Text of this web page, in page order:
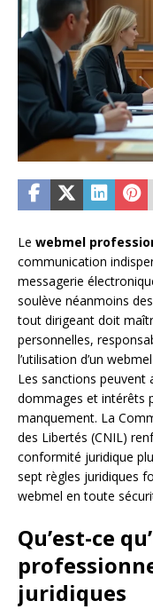
Le webmel
communication
messagerie
soulève néanmoins
tout dirigeant doit
personnelles,
l’utilisation d’un
Les sanctions peuvent
dommages et intérêts
manquement. La
des Libertés (CNIL)
conformité juridique
sept règles juridiques
webmel en toute
Qu’est-ce
juridiques